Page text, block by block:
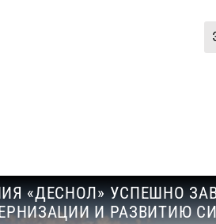
«ДЕСНОЛ» УСПЕШНО
И РАЗВИТИЮ